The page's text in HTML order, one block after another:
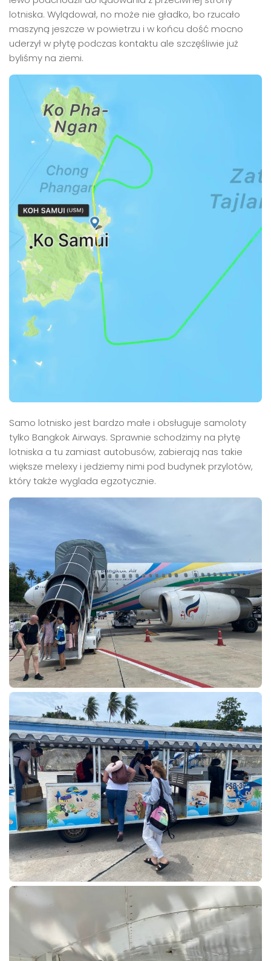
lotniska. Wylądował, no może nie gładko, bo rzucało
maszyną jeszcze w powietrzu i w końcu dość mocno
uderzył w płytę podczas kontaktu ale szczęśliwie już
byliśmy na ziemi.
Samo lotnisko jest bardzo małe i obsługuje samoloty
tylko Bangkok Airways. Sprawnie schodzimy na płytę
lotniska a tu zamiast autobusów, zabierają nas takie
większe melexy i jedziemy nimi pod budynek przylotów,
który także wyglada egzotycznie.